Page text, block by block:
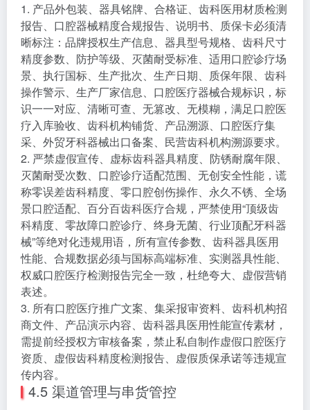
1. 产品外包装、器具铭牌、合格证、齿科医用材质检测
报告、口腔器械精度合规报告、说明书、质保卡必须清
晰标注：品牌授权生产信息、器具型号规格、齿科尺寸
精度参数、防护等级、灭菌耐受标准、适用口腔诊疗场
景、执行国标、生产批次、生产日期、质保年限、齿科
操作警示、生产厂家信息、口腔医疗器械合规标识，标
识一一对应、清晰可查、无篡改、无模糊，满足口腔医
疗入库验收、齿科机构铺货、产品溯源、口腔医疗集
采、外贸牙科器械出口备案、民营齿科机构溯源要求。
2. 严禁虚假宣传、虚标齿科器具精度、防锈耐腐年限、
灭菌耐受次数、口腔诊疗适配范围、无创安全性能，谎
称零误差齿科精度、零口腔创伤操作、永久不锈、全场
景口腔适配、百分百齿科医疗合规，严禁使用“顶级齿
科精度、零故障口腔诊疗、终身无菌、行业顶配牙科器
械”等绝对化违规用语，所有宣传参数、齿科器具医用
性能、合规数据必须与国标高端标准、实测器具性能、
权威口腔医疗检测报告完全一致，杜绝夸大、虚假营销
表述。
3. 所有口腔医疗推广文案、集采报审资料、齿科机构招
商文件、产品演示内容、齿科器具医用性能宣传素材，
需提前经授权方审核备案，禁止私自制作虚假口腔医疗
资质、虚假齿科精度检测报告、虚假质保承诺等违规宣
传内容。
4.5 渠道管理与串货管控